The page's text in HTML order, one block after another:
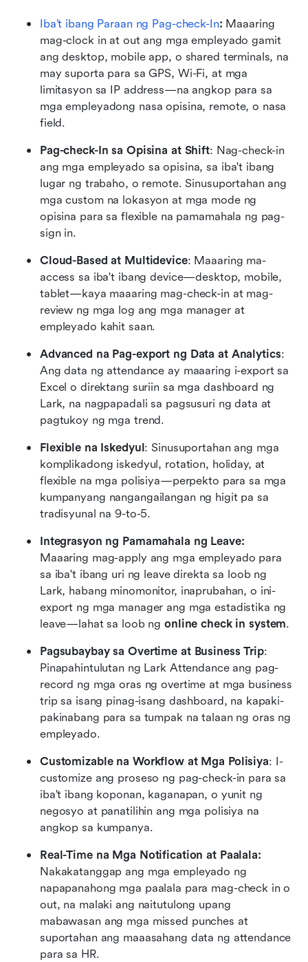
Iba’t ibang Paraan ng Pag-check-In: Maaaring
mag-clock in at out ang mga empleyado gamit
ang desktop, mobile app, o shared terminals, na
may suporta para sa GPS, Wi-Fi, at mga
limitasyon sa IP address—na angkop para sa
mga empleyadong nasa opisina, remote, o nasa
field.
Pag-check-In sa Opisina at Shift: Nag-check-in
ang mga empleyado sa opisina, sa iba't ibang
lugar ng trabaho, o remote. Sinusuportahan ang
mga custom na lokasyon at mga mode ng
opisina para sa flexible na pamamahala ng pag-
sign in.
Cloud-Based at Multidevice: Maaaring ma-
access sa iba't ibang device—desktop, mobile,
tablet—kaya maaaring mag-check-in at mag-
review ng mga log ang mga manager at
empleyado kahit saan.
Advanced na Pag-export ng Data at Analytics:
Ang data ng attendance ay maaaring i-export sa
Excel o direktang suriin sa mga dashboard ng
Lark, na nagpapadali sa pagsusuri ng data at
pagtukoy ng mga trend.
Flexible na Iskedyul: Sinusuportahan ang mga
komplikadong iskedyul, rotation, holiday, at
flexible na mga polisiya—perpekto para sa mga
kumpanyang nangangailangan ng higit pa sa
tradisyunal na 9-to-5.
Integrasyon ng Pamamahala ng Leave:
Maaaring mag-apply ang mga empleyado para
sa iba't ibang uri ng leave direkta sa loob ng
Lark, habang minomonitor, inaprubahan, o ini-
export ng mga manager ang mga estadistika ng
leave—lahat sa loob ng online check in system.
Pagsubaybay sa Overtime at Business Trip:
Pinapahintulutan ng Lark Attendance ang pag-
record ng mga oras ng overtime at mga business
trip sa isang pinag-isang dashboard, na kapaki-
pakinabang para sa tumpak na talaan ng oras ng
empleyado.
Customizable na Workflow at Mga Polisiya: I-
customize ang proseso ng pag-check-in para sa
iba't ibang koponan, kaganapan, o yunit ng
negosyo at panatilihin ang mga polisiya na
angkop sa kumpanya.
Real-Time na Mga Notification at Paalala:
Nakakatanggap ang mga empleyado ng
napapanahong mga paalala para mag-check in o
out, na malaki ang naitutulong upang
mabawasan ang mga missed punches at
suportahan ang maaasahang data ng attendance
para sa HR.